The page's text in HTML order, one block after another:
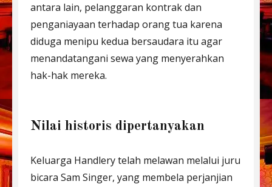
antara lain, pelanggaran kontrak dan
penganiayaan terhadap orang tua karena
diduga menipu kedua bersaudara itu agar
menandatangani sewa yang menyerahkan
hak-hak mereka.
Nilai historis dipertanyakan
Keluarga Handlery telah melawan melalui juru
bicara Sam Singer, yang membela perjanjian